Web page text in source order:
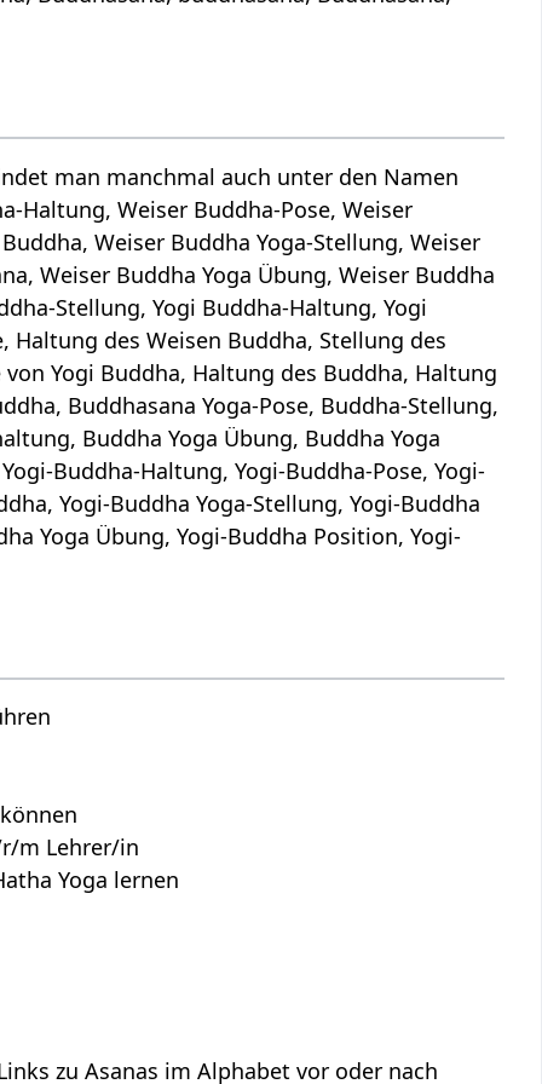
man manchmal auch unter den Namen
Haltung, Weiser Buddha-Pose, Weiser
Weiser Buddha Yoga-Stellung, Weiser
Weiser Buddha Yoga Übung, Weiser Buddha
Stellung, Yogi Buddha-Haltung, Yogi
Haltung des Weisen Buddha, Stellung des
Yogi Buddha, Haltung des Buddha, Haltung
Buddhasana Yoga-Pose, Buddha-Stellung,
Buddha Yoga Übung, Buddha Yoga
Buddha-Haltung, Yogi-Buddha-Pose, Yogi-
Yogi-Buddha Yoga-Stellung, Yogi-Buddha
Yoga Übung, Yogi-Buddha Position, Yogi-
m Lehrer/in
Yoga lernen
zu Asanas im Alphabet vor oder nach